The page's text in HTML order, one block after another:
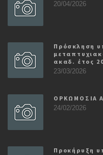
20/04/2026
Πρόσκληση
ακαδ. έτος
23/03/2026
ΟΡΚΩΜΟΣΙΑ
24/02/2026
Προκήρυξη